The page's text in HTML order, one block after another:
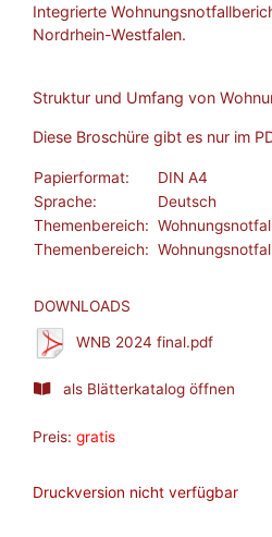
Integrierte
Nordrhein-Westfalen.
Struktur und Umfang von
Diese Broschüre gibt es nur im
Papierformat:
DIN A4
Sprache:
Deutsch
Themenbereich:
Themenbereich:
DOWNLOADS
WNB 2024 final.pdf
als Blätterkatalog öffnen
Preis: gratis
Druckversion nicht verfügbar